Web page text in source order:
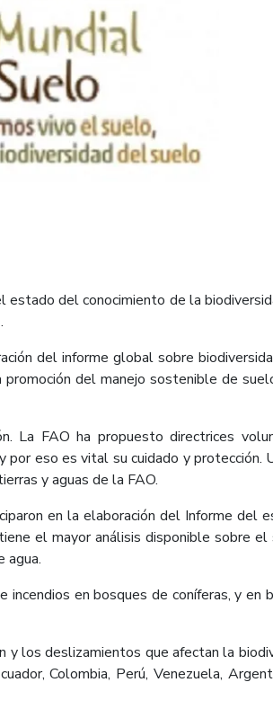
del conocimiento de la
del informe global sobre
del manejo sostenible de
La FAO ha propuesto directrices
eso es vital su cuidado y protección.
y aguas de la FAO.
en la elaboración del Informe del
el mayor análisis disponible sobre
agua.
en bosques de coníferas, y en
y los deslizamientos que afectan la
Colombia, Perú, Venezuela,